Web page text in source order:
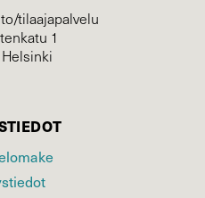
tilaajapalvelu
1